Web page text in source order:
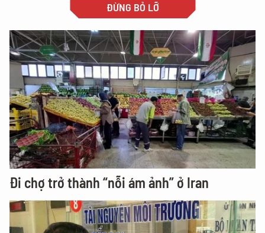
ĐỪNG BỎ LỠ
Đi chợ trở thành “nỗi ám ảnh” ở Iran